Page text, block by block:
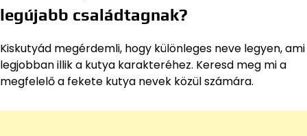
legújabb családtagnak?
Kiskutyád megérdemli, hogy különleges neve legyen, ami
legjobban illik a kutya karakteréhez. Keresd meg mi a
megfelelő a fekete kutya nevek közül számára.